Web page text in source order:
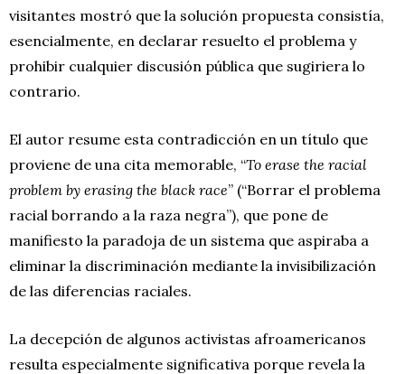
visitantes mostró que la solución propuesta consistía,
esencialmente, en declarar resuelto el problema y
prohibir cualquier discusión pública que sugiriera lo
contrario.
El autor resume esta contradicción en un título que
proviene de una cita memorable, “To erase the racial
problem by erasing the black race” (“Borrar el problema
racial borrando a la raza negra”), que pone de
manifiesto la paradoja de un sistema que aspiraba a
eliminar la discriminación mediante la invisibilización
de las diferencias raciales.
La decepción de algunos activistas afroamericanos
resulta especialmente significativa porque revela la